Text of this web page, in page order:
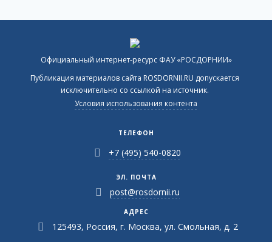
Официальный интернет-ресурс ФАУ «РОСДОРНИИ»
Публикация материалов сайта ROSDORNII.RU допускается
исключительно со ссылкой на источник.
Условия использования контента
ТЕЛЕФОН
+7 (495) 540-0820
ЭЛ. ПОЧТА
post@rosdornii.ru
АДРЕС
125493, Россия, г. Москва, ул. Смольная, д. 2